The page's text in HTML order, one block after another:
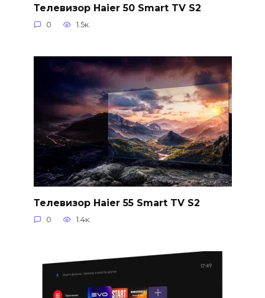
Телевизор Haier 50 Smart TV S2
0 1.5к.
Телевизор Haier 55 Smart TV S2
0 1.4к.